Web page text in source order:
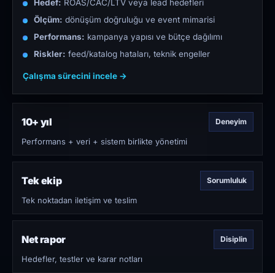
Hedef: ROAS/CAC/LTV veya lead hedefleri
Ölçüm: dönüşüm doğruluğu ve event mimarisi
Performans: kampanya yapısı ve bütçe dağılımı
Riskler: feed/katalog hataları, teknik engeller
Çalışma sürecini incele →
10+ yıl Deneyim
Performans + veri + sistem birlikte yönetimi
Tek ekip Sorumluluk
Tek noktadan iletişim ve teslim
Net rapor Disiplin
Hedefler, testler ve karar notları